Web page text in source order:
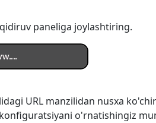
paneliga joylashtiring.
URL manzilidan nusxa
o'rnatishingiz